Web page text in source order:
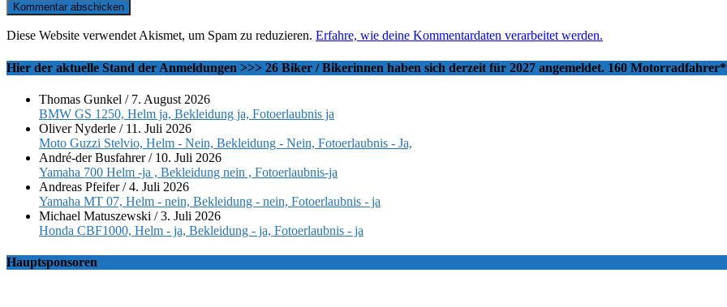
Diese Website verwendet Akismet, um Spam zu reduzieren. Erfahre, wie deine Kommentardaten verarbeitet werden.
Hier der aktuelle Stand der Anmeldungen >>> 26 Biker / Bikerinnen haben sich derzeit für 2027 angemeldet. 160
Thomas Gunkel / 7. August 2026
BMW GS 1250, Helm ja, Bekleidung ja, Fotoerlaubnis ja
Oliver Nyderle / 11. Juli 2026
Moto Guzzi Stelvio, Helm - Nein, Bekleidung - Nein, Fotoerlaubnis - Ja,
André-der Busfahrer/ 10. Juli 2026
Yamaha 700 Helm -ja , Bekleidung nein , Fotoerlaubnis-ja
Andreas Pfeifer/4. Juli 2026
Yamaha MT 07, Helm - nein, Bekleidung - nein, Fotoerlaubnis - ja
Michael Matuszewski /3. Juli 2026
Honda CBF1000, Helm - ja, Bekleidung - ja, Fotoerlaubnis - ja
Hauptsponsoren